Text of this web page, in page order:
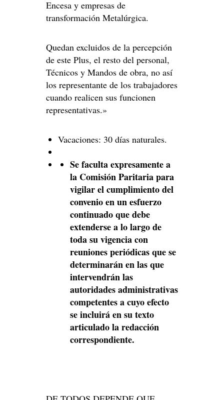
Encesa y empresas de
transformación Metalúrgica.
Quedan excluidos de la percepción
de este Plus, el resto del personal,
Técnicos y Mandos de obra, no así
los representante de los trabajadores
cuando realicen sus funcionen
representativas.»
Vacaciones: 30 días naturales.
Se faculta expresamente a
la Comisión Paritaria para
vigilar elcumplimiento del
convenio en un esfuerzo
continuado que debe
extenderse a lo largo de
toda su vigencia con
reuniones periódicas quese
determinarán en las que
intervendrán las
autoridades administrativas
competentes a cuyo efecto
se incluirá en su texto
articulado la redacción
correspondiente.